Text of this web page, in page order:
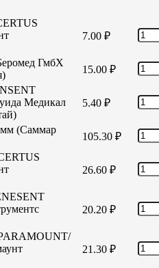
7.00 ₽
ГмбХ
15.00 ₽
Медикал
5.40 ₽
(Саммар
105.30 ₽
26.60 ₽
20.20 ₽
21.30 ₽